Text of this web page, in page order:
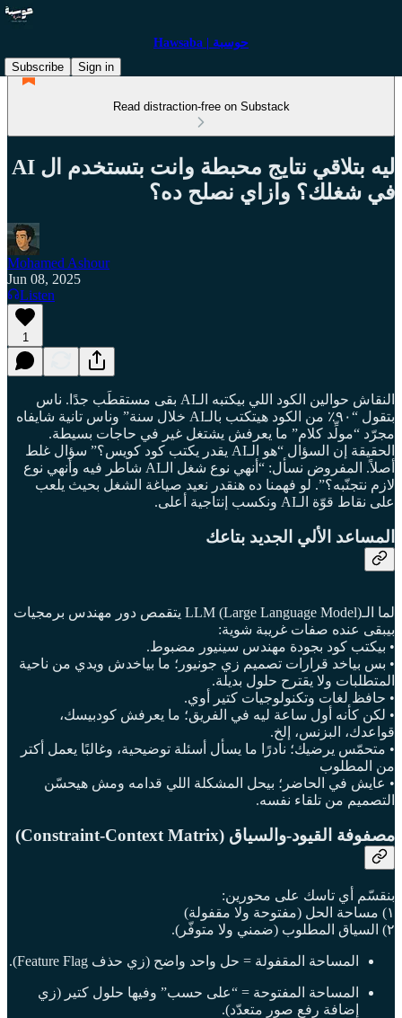
Hawsaba | حوسبة
Subscribe
Sign in
Read distraction-free on Substack
ليه بتلاقي نتايج محبطة وانت بتستخدم ال AI
في شغلك؟ وازاي نصلح ده؟
Mohamed Ashour
Jun 08, 2025
Listen
1
النقاش حوالين الكود اللي بيكتبه الـAI بقى مستقطَب جدًا. ناس
بتقول “٩٠٪ من الكود هيتكتب بالـAI خلال سنة” وناس تانية شايفاه
مجرّد “مولِّد كلام” ما يعرفش يشتغل غير في حاجات بسيطة.
الحقيقة إن السؤال “هو الـAI يقدر يكتب كود كويس؟” سؤال غلط
أصلاً. المفروض نسأل: “أنهي نوع شغل الـAI شاطر فيه وأنهي نوع
لازم نتجنّبه؟”. لو فهمنا ده هنقدر نعيد صياغة الشغل بحيث يلعب
على نقاط قوّة الـAI ونكسب إنتاجية أعلى.
المساعد الألي الجديد بتاعك
لما الـLLM (Large Language Model) يتقمص دور مهندس برمجيات
بيبقى عنده صفات غريبة شوية:
• بيكتب كود بجودة مهندس سينيور مضبوط.
• بس بياخد قرارات تصميم زي جونيور؛ ما بياخدش ويدي من ناحية
المتطلبات ولا يقترح حلول بديلة.
• حافظ لغات وتكنولوجيات كتير أوي.
• لكن كأنه أول ساعة ليه في الفريق؛ ما يعرفش كودبيسك،
قواعدك، البزنس، إلخ.
• متحمّس يرضيك؛ نادرًا ما يسأل أسئلة توضيحية، وغالبًا يعمل أكتر
من المطلوب
• عايش في الحاضر؛ بيحل المشكلة اللي قدامه ومش هيحسّن
التصميم من تلقاء نفسه.
مصفوفة القيود-والسياق (Constraint-Context Matrix)
بنقسّم أي تاسك على محورين:
١) مساحة الحل (مفتوحة ولا مقفولة)
٢) السياق المطلوب (ضمني ولا متوفّر).
المساحة المقفولة = حل واحد واضح (زي حذف Feature Flag).
المساحة المفتوحة = “على حسب” وفيها حلول كتير (زي
إضافة رفع صور متعدّد).